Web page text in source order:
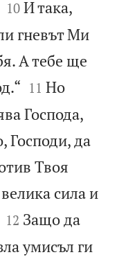


10 И така,
гневът Ми
А тебе ще


11 Но
Господа,
Господи, да
Твоя
сила и

12 Защо да
умисъл ги